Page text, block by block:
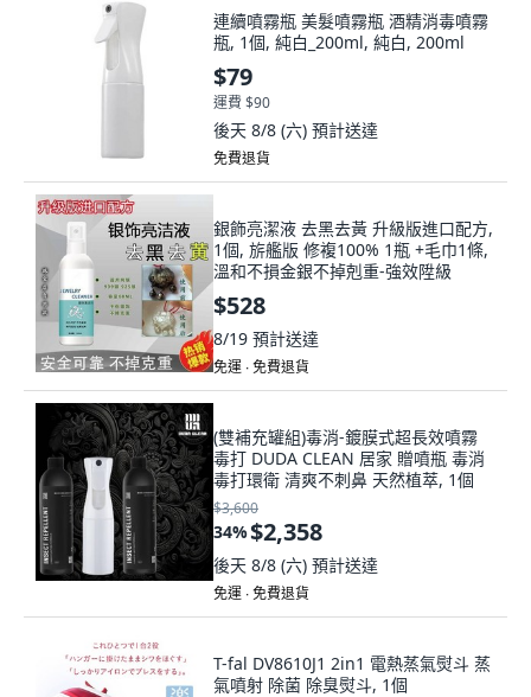
連續噴霧瓶 美髮噴霧瓶 酒精消毒噴霧
瓶, 1個, 純白_200ml, 純白, 200ml
$79
運費 $90
後天 8/8 (六) 預計送達
免費退貨
銀飾亮潔液 去黑去黃 升級版進口配方,
1個, 旂艦版 修複100% 1瓶 +毛巾1條,
溫和不損金銀不掉剋重-強效陞級
$528
8/19 預計送達
免運 ∙ 免費退貨
(雙補充罐組)毒消-鍍膜式超長效噴霧
毒打 DUDA CLEAN 居家 贈噴瓶 毒消
毒打環衛 清爽不刺鼻 天然植萃, 1個
$3,600
34%$2,358
後天 8/8 (六) 預計送達
免運 ∙ 免費退貨
T-fal DV8610J1 2in1 電熱蒸氣熨斗 蒸
氣噴射 除菌 除臭熨斗, 1個